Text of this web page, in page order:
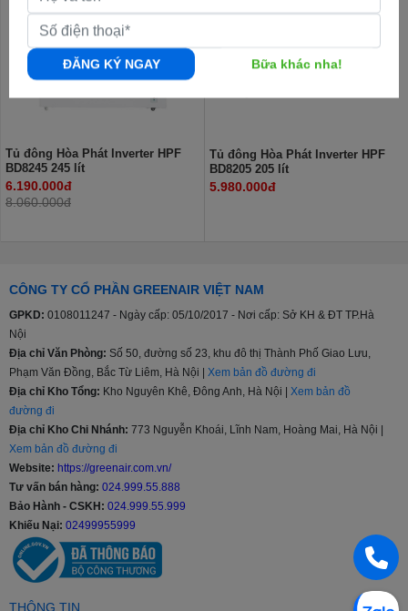
Tủ đông Hòa Phát Inverter HPF
BD8245 245 lít
6.190.000đ
8.060.000đ
Tủ đông Hòa Phát Inverter HPF
BD8205 205 lít
5.980.000đ
CÔNG TY CỔ PHẦN GREENAIR VIỆT NAM
GPKD: 0108011247 - Ngày cấp: 05/10/2017 - Nơi cấp: Sở KH & ĐT TP.Hà
Nội
Địa chỉ Văn Phòng: Số 50, đường số 23, khu đô thị Thành Phố Giao Lưu,
Phạm Văn Đồng, Bắc Từ Liêm, Hà Nội | Xem bản đồ đường đi
Địa chỉ Kho Tổng: Kho Nguyên Khê, Đông Anh, Hà Nội | Xem bản đồ
đường đi
Địa chỉ Kho Chi Nhánh: 773 Nguyễn Khoái, Lĩnh Nam, Hoàng Mai, Hà Nội |
Xem bản đồ đường đi
Website: https://greenair.com.vn/
Tư vấn bán hàng: 024.999.55.888
Bảo Hành - CSKH: 024.999.55.999
Khiếu Nại: 02499955999
THÔNG TIN
ĐĂNG KÝ NGAY Bữa khác nha!